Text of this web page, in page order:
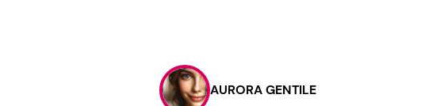
Contattaci
PubblicitàAURORA GENTILE